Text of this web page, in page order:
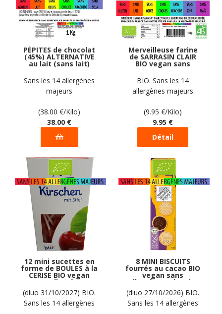
PÉPITES de chocolat
(45%) ALTERNATIVE
au lait (sans lait)
vegan sans
allergènes Gustodia :
1 kg
Sans les 14 allergènes
majeurs
(38.00 €/Kilo)
38.00 €
Merveilleuse farine
de SARRASIN CLAIR
BIO vegan sans
allergènes sans maïs
Exquidia : 1 Kg
BIO. Sans les 14
allergènes majeurs
(9.95 €/Kilo)
9.95 €
12 mini sucettes en
forme de BOULES à la
CERISE BIO vegan
sans allergènes
Biovita : 50 grammes
(dluo 31/10/2027) BIO.
Sans les 14 allergènes
8 MINI BISCUITS
fourrés au cacao BIO
vegan sans
allergènes Alnavit :
125 grammes
(dluo 27/10/2026) BIO.
Sans les 14 allergènes